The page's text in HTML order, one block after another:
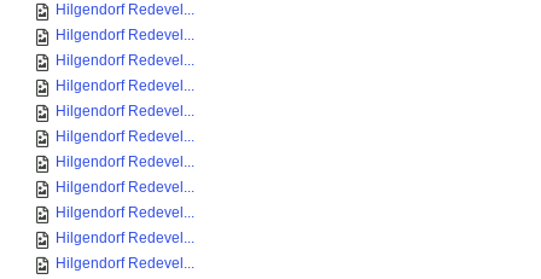
Hilgendorf Redevel...
Hilgendorf Redevel...
Hilgendorf Redevel...
Hilgendorf Redevel...
Hilgendorf Redevel...
Hilgendorf Redevel...
Hilgendorf Redevel...
Hilgendorf Redevel...
Hilgendorf Redevel...
Hilgendorf Redevel...
Hilgendorf Redevel...